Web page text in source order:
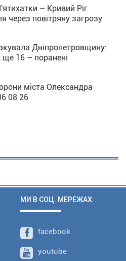
– Кривий Ріг
через повітряну загрозу
Дніпропетровщину:
ще 16 – поранені
міста Олександра
08 26
МИ В СОЦ. МЕРЕЖАХ:
facebook
youtube